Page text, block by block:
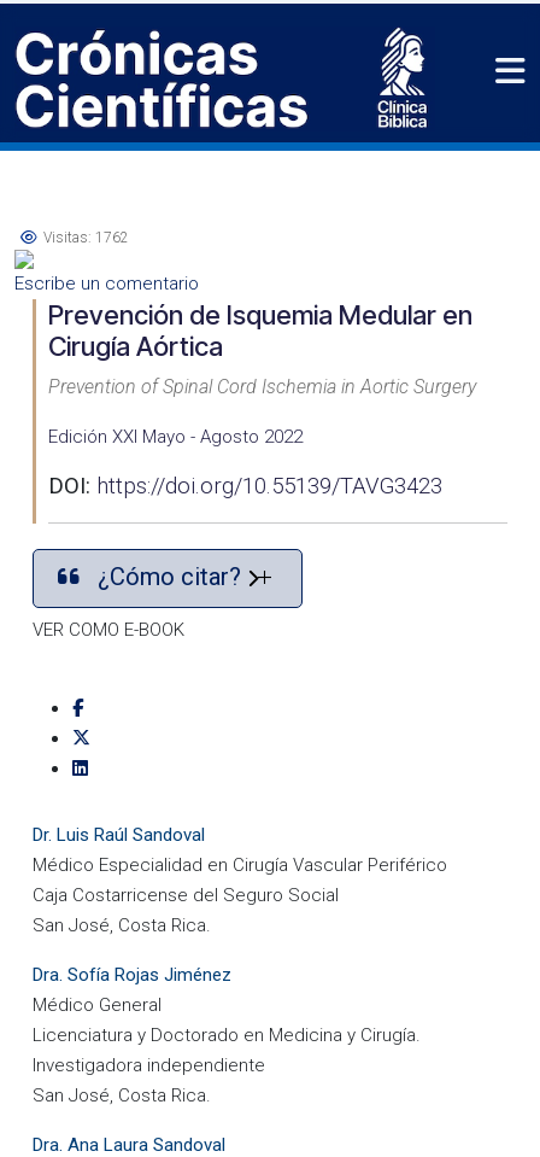
Visitas: 1762
Escribe un comentario
Prevención de Isquemia Medular en
Cirugía Aórtica
Prevention of Spinal Cord Ischemia in Aortic Surgery
Edición XXI Mayo - Agosto 2022
DOI: https://doi.org/10.55139/TAVG3423
¿Cómo citar?
VER COMO E-BOOK
Dr. Luis Raúl Sandoval
Médico Especialidad en Cirugía Vascular Periférico
Caja Costarricense del Seguro Social
San José, Costa Rica.
Dra. Sofía Rojas Jiménez
Médico General
Licenciatura y Doctorado en Medicina y Cirugía.
Investigadora independiente
San José, Costa Rica.
Dra. Ana Laura Sandoval